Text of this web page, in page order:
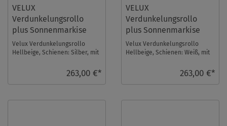
VELUX
Verdunkelungsrollo
plus Sonnenmarkise
DOP UK08 1085S
Velux Verdunkelungsrollo
Hellbeige, Schienen: Silber, mit
263,00 €*
VELUX
Verdunkelungsrollo
plus Sonnenmarkise
DOP UK08 1085SWL
Velux Verdunkelungsrollo
Hellbeige, Schienen: Weiß, mit
263,00 €*